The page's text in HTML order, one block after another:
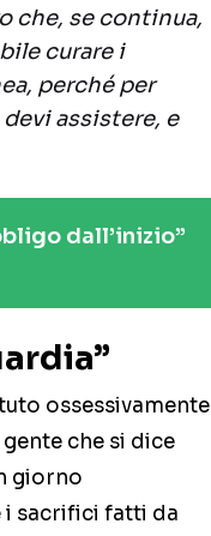
che, se continua,
curare i
perché per
assistere, e
dall’inizio”
ossessivamente
che si dice
giorno
sacrifici fatti da